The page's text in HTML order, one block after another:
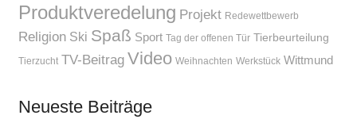
Produktveredelung Projekt Redewettbewerb
Religion Ski Spaß Sport Tag der offenen Tür Tierbeurteilung
Tierzucht TV-Beitrag Video Weihnachten Werkstück Wittmund
Neueste Beiträge